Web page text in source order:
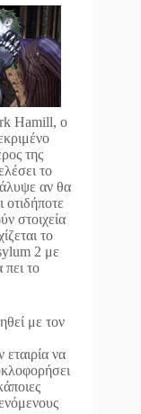
Hamill, ο
της
το
αν θα
στοιχεία
το
2 με
πει το
με τον
να